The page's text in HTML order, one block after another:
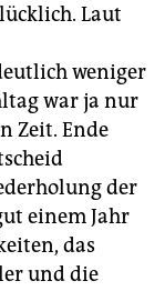
Laut
weniger
war ja nur
Zeit. Ende
der
einem Jahr
das
und die